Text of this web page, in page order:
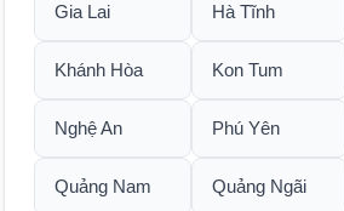
Gia Lai Hà Tĩnh
Khánh Hòa Kon Tum
Nghệ An Phú Yên
Quảng Nam Quảng Ngãi